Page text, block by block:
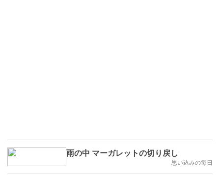
雨の中 マーガレットの切り戻し
思い込みの毎日